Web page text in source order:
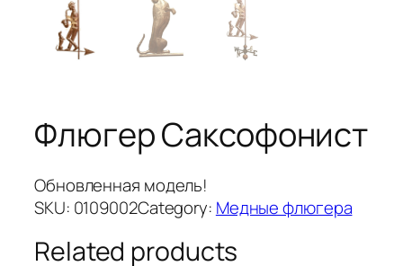
Флюгер Саксофонист
Обновленная модель!
SKU: 0109002Category: Медные флюгера
Related products